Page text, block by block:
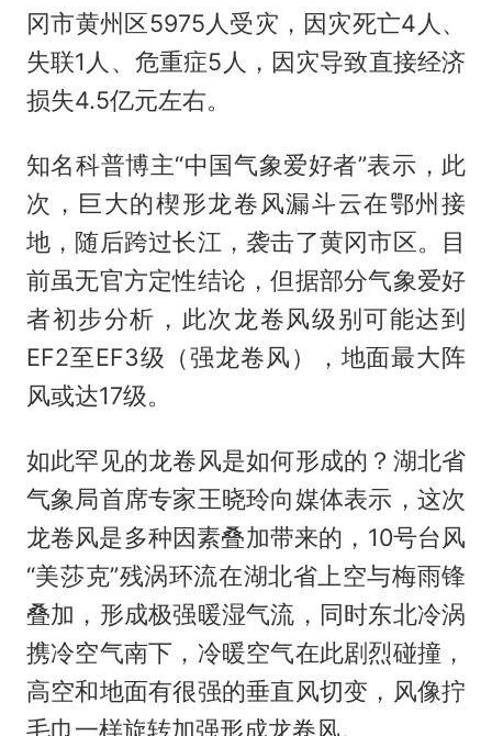
冈市黄州区5975人受灾，因灾死亡4人、
失联1人、危重症5人，因灾导致直接经济
损失4.5亿元左右。
知名科普博主“中国气象爱好者”表示，此
次，巨大的楔形龙卷风漏斗云在鄂州接
地，随后跨过长江，袭击了黄冈市区。目
前虽无官方定性结论，但据部分气象爱好
者初步分析，此次龙卷风级别可能达到
EF2至EF3级（强龙卷风），地面最大阵
风或达17级。
如此罕见的龙卷风是如何形成的？湖北省
气象局首席专家王晓玲向媒体表示，这次
龙卷风是多种因素叠加带来的，10号台风
“美莎克”残涡环流在湖北省上空与梅雨锋
叠加，形成极强暖湿气流，同时东北冷涡
携冷空气南下，冷暖空气在此剧烈碰撞，
高空和地面有很强的垂直风切变，风像拧
毛巾一样旋转加强形成龙卷风。